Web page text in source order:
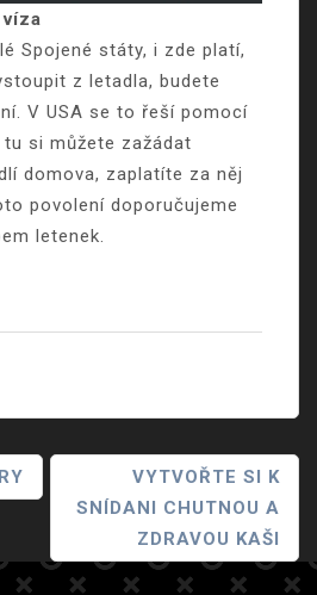
Spojené státy, i zde platí,
z letadla, budete
V USA se to řeší pomocí
tu si můžete zažádat
domova, zaplatíte za něj
povolení doporučujeme
letenek.
VYTVOŘTE SI K
SNÍDANI CHUTNOU A
ZDRAVOU KAŠI